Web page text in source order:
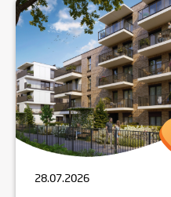
28.07.2026